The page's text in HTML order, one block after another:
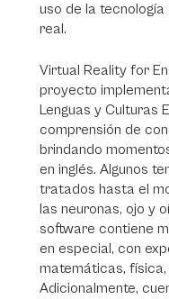
uso de la
real.
Virtual Reality for
proyecto
Lenguas y Culturas
comprensión de
brindando
en inglés. Algunos
tratados hasta el
las neuronas, ojo y
software contiene
en especial, con
matemáticas, física,
Adicionalmente,